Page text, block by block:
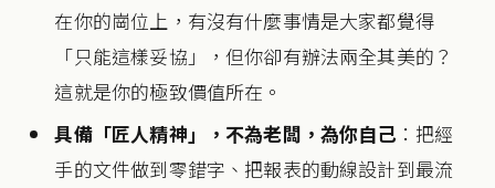
在你的崗位上，有沒有什麼事情是大家都覺得
「只能這樣妥協」，但你卻有辦法兩全其美的？
這就是你的極致價值所在。
具備「匠人精神」，不為老闆，為你自己：把經
手的文件做到零錯字、把報表的動線設計到最流